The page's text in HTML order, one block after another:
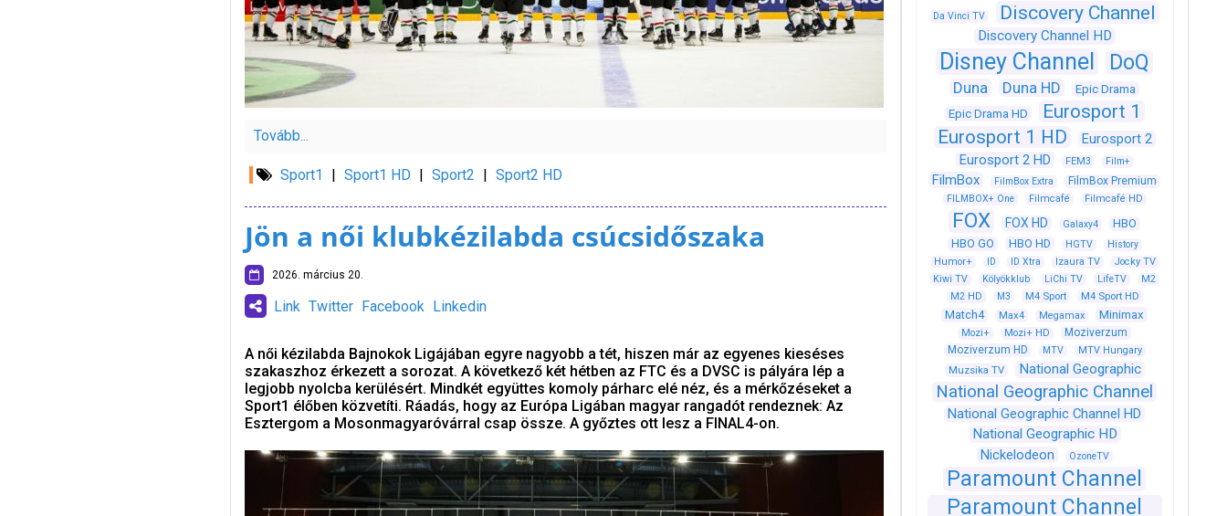
Tovább...
Sport1 | Sport1 HD | Sport2 | Sport2 HD
Jön a női klubkézilabda csúcsidőszaka
2026. március 20.
Link Twitter Facebook Linkedin
A női kézilabda Bajnokok Ligájában egyre nagyobb a tét, hiszen már az egyenes kieséses
szakaszhoz érkezett a sorozat. A következő két hétben az FTC és a DVSC is pályára lép a
legjobb nyolcba kerülésért. Mindkét együttes komoly párharc elé néz, és a mérkőzéseket a
Sport1 élőben közvetíti. Ráadás, hogy az Európa Ligában magyar rangadót rendeznek: Az
Esztergom a Mosonmagyaróvárral csap össze. A győztes ott lesz a FINAL4-on.
Da Vinci TV Discovery Channel
Discovery Channel HD
Disney Channel DoQ
Duna Duna HD
Epic Drama
Epic Drama HD
Eurosport 1
Eurosport 1 HD
Eurosport 2
Eurosport 2 HD
FEM3 Film+
FilmBox FilmBox Extra FilmBox Premium
FILMBOX+ One Filmcafé Filmcafé HD
FOX FOX HD Galaxy4
HBO
HBO GO
HBO HD HGTV
History
Humor+
ID ID Xtra Izaura TV
Jocky TV
Kiwi TV
Kölyökklub LiChi TV LifeTV
M2
M2 HD
M3 M4 Sport M4 Sport HD
Match4 Max4 Megamax Minimax
Mozi+ Mozi+ HD
Moziverzum
Moziverzum HD
MTV MTV Hungary
Muzsika TV National Geographic
National Geographic Channel
National Geographic Channel HD
National Geographic HD
Nickelodeon
OzoneTV
Paramount Channel
Paramount Channel